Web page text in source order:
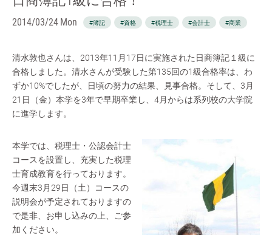
2014/03/24 Mon #簿記 #資格 #税理士 #会計士 #商業
清水敦也さんは、2013年11月17日に実施された日商簿記１級に
合格しました。清水さんが受験した第135回の1級合格率は、わ
ずか10%でしたが、日頃の努力の結果、見事合格。そして、3月
21日（金）本学を3年で早期卒業し、4月からは系列校の大学院
に進学します。
本学では、税理士・公認会計士
コースを設置し、充実した税理
士育成教育を行っております。
今週末3月29日（土）コースの
説明会が予定されておりますの
で是非、お申し込みの上、ご参
加ください。